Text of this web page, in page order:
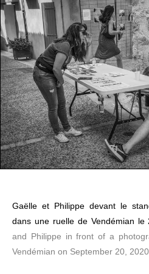
Gaëlle et Philippe devant le
dans une ruelle de Vendémian le
and Philippe in front of a
Vendémian on September 20, 2020